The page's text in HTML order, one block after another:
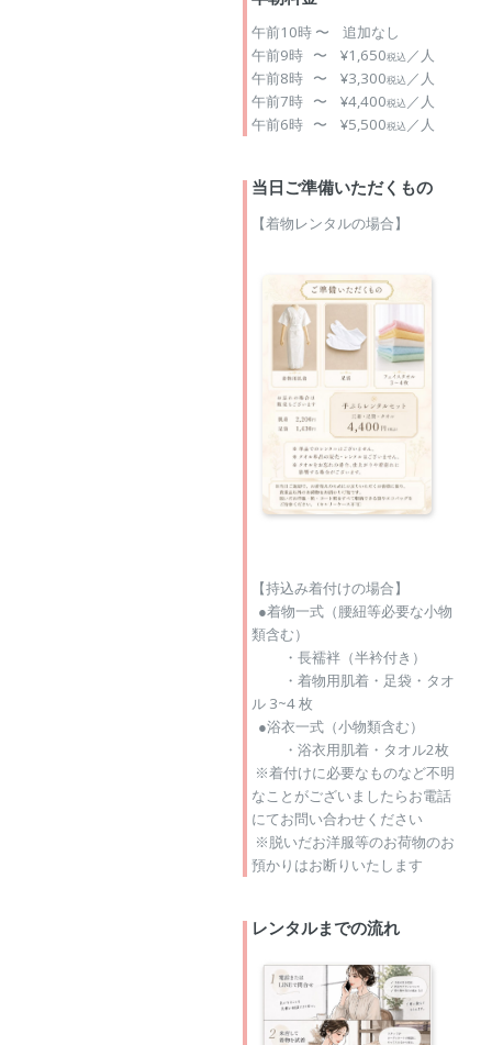
午前10時 〜 追加なし
午前9時 〜 ¥1,650税込 ／人
午前8時 〜 ¥3,300税込 ／人
午前7時 〜 ¥4,400税込 ／人
午前6時 〜 ¥5,500税込 ／人
当日ご準備いただくもの
【着物レンタルの場合】
【持込み着付けの場合】
●着物一式（腰紐等必要な小物
類含む）
・長襦袢（半衿付き）
・着物用肌着・足袋・タオ
ル 3~4 枚
●浴衣一式（小物類含む）
・浴衣用肌着・タオル2枚
※着付けに必要なものなど不明
なことがございましたらお電話
にてお問い合わせください
※脱いだお洋服等のお荷物のお
預かりはお断りいたします
レンタルまでの流れ